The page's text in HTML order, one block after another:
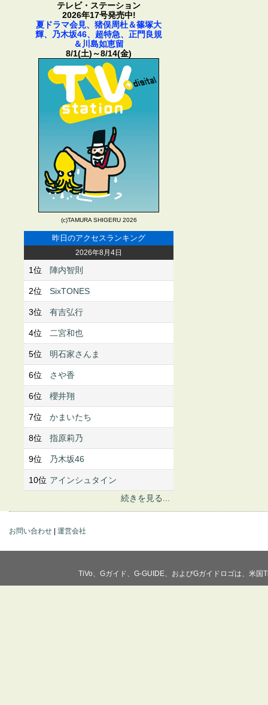
テレビ・ステーション
2026年17号発売中!
夏ドラマ会見、猪俣周杜＆篠塚大
輝、乃木坂46、超特急、正門良規
＆川島如恵留
8/1(土)～8/14(金)
(c)TAMURA SHIGERU 2026
昨日のアクセスランキング
2026年8月4日
1位 陣内智則
2位 SixTONES
3位 有吉弘行
4位 二宮和也
5位 明石家さんま
6位 さや香
6位 櫻井翔
7位 かまいたち
8位 指原莉乃
9位 乃木坂46
10位 アインシュタイン
続きを見る...
お問い合わせ 運営会社
TiVo、Gガイド、G-GUIDE、およびGガイドロゴは、米